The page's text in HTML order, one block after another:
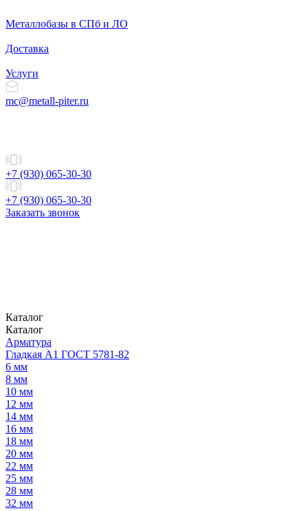
Металлобазы в СПб и ЛО
Доставка
Услуги
mc@metall-piter.ru
+7 (930) 065-30-30
+7 (930) 065-30-30
Заказать звонок
Каталог
Каталог
Арматура
Гладкая А1 ГОСТ 5781-82
6 мм
8 мм
10 мм
12 мм
14 мм
16 мм
18 мм
20 мм
22 мм
25 мм
28 мм
32 мм